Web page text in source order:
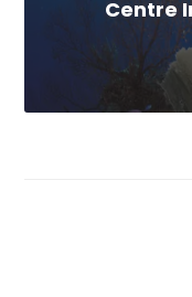
Centre